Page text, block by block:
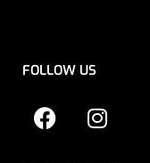
FOLLOW US